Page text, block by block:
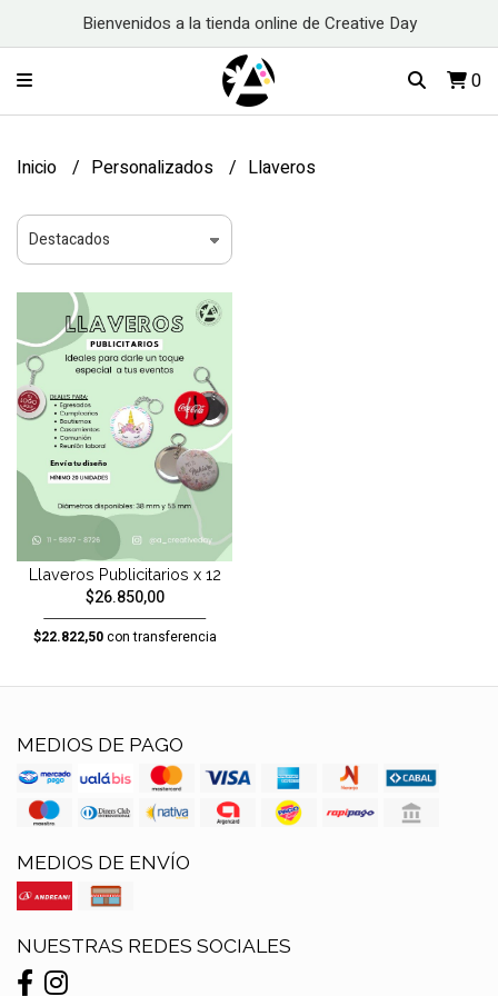
Bienvenidos a la tienda online de Creative Day
0
Inicio Personalizados Llaveros
Llaveros Publicitarios x 12
$26.850,00
$22.822,50con transferencia
MEDIOS DE PAGO
MEDIOS DE ENVÍO
NUESTRAS REDES SOCIALES